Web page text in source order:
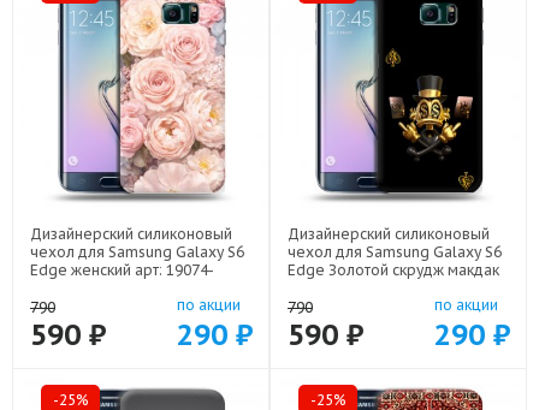
Дизайнерский силиконовый
чехол для Samsung Galaxy S6
Edge женский арт: 19074-
790
590 ₽
по акции
290 ₽
Дизайнерский силиконовый
чехол для Samsung Galaxy S6
Edge Золотой скрудж макдак
790
590 ₽
по акции
290 ₽
-25% -25%